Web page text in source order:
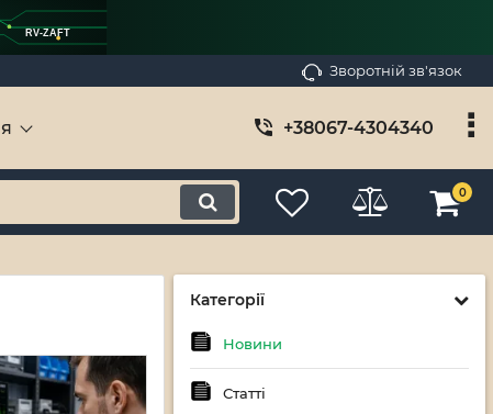
RV-ZAFT
Зворотній зв'язок
+38067-4304340
0
Категорії
Новини
Статті